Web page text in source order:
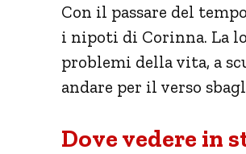
Con il passare del
i nipoti di Corinna. La
problemi della vita, a
andare per il verso
Dove vedere in